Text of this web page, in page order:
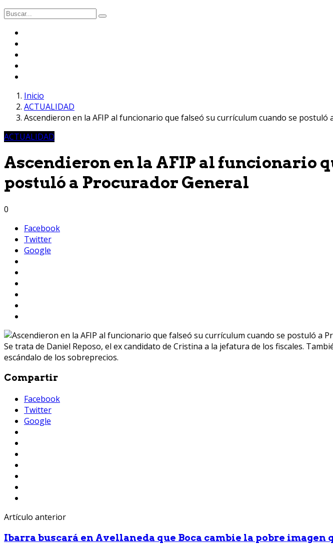
Inicio
ACTUALIDAD
Ascendieron en la AFIP al funcionario que falseó su currículum cuando se postuló
ACTUALIDAD
Ascendieron en la AFIP al funcionario
postuló a Procurador General
0
Facebook
Twitter
Google
Se trata de Daniel Reposo, el ex candidato de Cristina a la jefatura de los fiscales.
escándalo de los sobreprecios.
Compartir
Facebook
Twitter
Google
Artículo anterior
Ibarra buscará en Avellaneda que Boca cambie la pobre